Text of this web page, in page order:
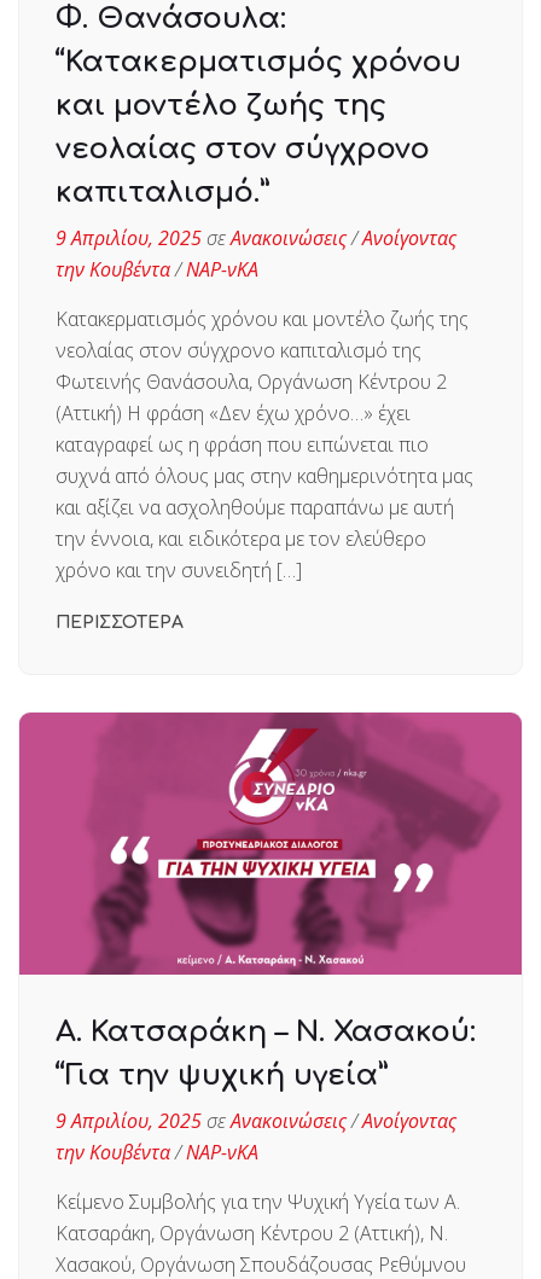
Φ. Θανάσουλα:
“Κατακερματισμός χρόνου
και μοντέλο ζωής της
νεολαίας στον σύγχρονο
καπιταλισμό.”
9 Απριλίου, 2025σεΑνακοινώσεις/Ανοίγοντας
την Κουβέντα/ΝΑΡ-νΚΑ
Κατακερματισμός χρόνου και μοντέλο ζωής της
νεολαίας στον σύγχρονο καπιταλισμό της
Φωτεινής Θανάσουλα, Οργάνωση Κέντρου 2
(Αττική) Η φράση «Δεν έχω χρόνο…» έχει
καταγραφεί ως η φράση που ειπώνεται πιο
συχνά από όλους μας στην καθημερινότητα μας
και αξίζει να ασχοληθούμε παραπάνω με αυτή
την έννοια, και ειδικότερα με τον ελεύθερο
χρόνο και την συνειδητή […]
ΠΕΡΙΣΣΟΤΕΡΑ
Α. Κατσαράκη – Ν. Χασακού:
“Για την ψυχική υγεία”
9 Απριλίου, 2025σεΑνακοινώσεις/Ανοίγοντας
την Κουβέντα/ΝΑΡ-νΚΑ
Κείμενο Συμβολής για την Ψυχική Υγεία των Α.
Κατσαράκη, Οργάνωση Κέντρου 2 (Αττική), Ν.
Χασακού, Οργάνωση Σπουδάζουσας Ρεθύμνου